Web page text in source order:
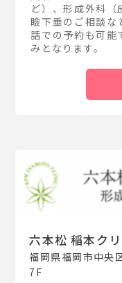
ど）、形成外科
瞼下垂のご相談な
話での予約も可能
みとなります。
六本松 稲本ク
福岡県福岡市中央
7F